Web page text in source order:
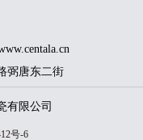
弼唐东二街
有限公司
号-6